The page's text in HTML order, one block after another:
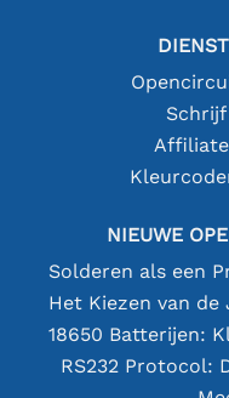
NIEUWE
RS232 Protocol: